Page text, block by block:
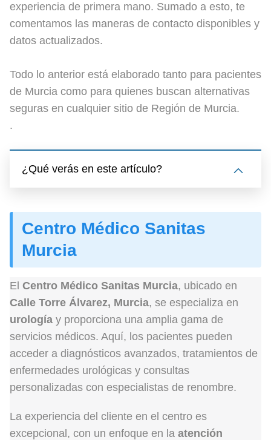
experiencia de primera mano. Sumado a esto, te
comentamos las maneras de contacto disponibles y
datos actualizados.
Todo lo anterior está elaborado tanto para pacientes
de Murcia como para quienes buscan alternativas
seguras en cualquier sitio de Región de Murcia.
.
¿Qué verás en este artículo?
Centro Médico Sanitas
Murcia
El Centro Médico Sanitas Murcia, ubicado en
Calle Torre Álvarez, Murcia, se especializa en
urología y proporciona una amplia gama de
servicios médicos. Aquí, los pacientes pueden
acceder a diagnósticos avanzados, tratamientos de
enfermedades urológicas y consultas
personalizadas con especialistas de renombre.
La experiencia del cliente en el centro es
excepcional, con un enfoque en la atención